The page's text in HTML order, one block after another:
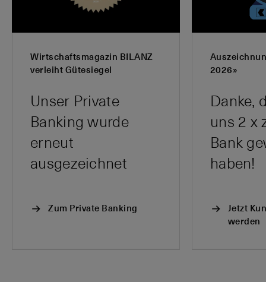
Wirtschaftsmagazin BILANZ
verleiht Gütesiegel
Unser Private
Banking wurde
erneut
ausgezeichnet
Zum Private Banking
2026»
Danke,
uns 2 x
Bank
haben!
Jetzt
werden